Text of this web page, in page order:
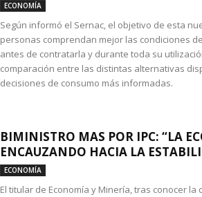
ECONOMÍA
Según informó el Sernac, el objetivo de esta
personas comprendan mejor las condiciones
antes de contratarla y durante toda su
comparación entre las distintas alternativas
decisiones de consumo más informadas.
BIMINISTRO MAS POR IPC: “LA
ENCAUZANDO HACIA LA
ECONOMÍA
El titular de Economía y Minería, tras conocer la